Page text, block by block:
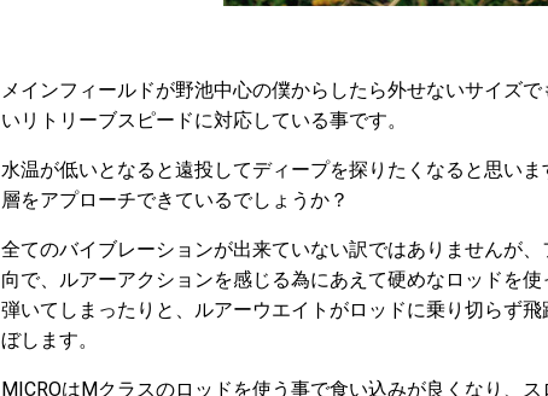
メインフィールドが野池中心の僕からしたら外せないサイズ
いリトリーブスピードに対応している事です。
水温が低いとなると遠投してディープを探りたくなると思い
層をアプローチできているでしょうか？
全てのバイブレーションが出来ていない訳ではありませんが
向で、ルアーアクションを感じる為にあえて硬めなロッドを
弾いてしまったりと、ルアーウエイトがロッドに乗り切らず
ぼします。
MICROはMクラスのロッドを使う事で食い込みが良くなり、